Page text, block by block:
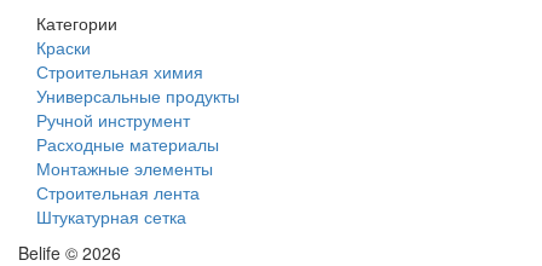
Категории
Краски
Строительная химия
Универсальные продукты
Ручной инструмент
Расходные материалы
Монтажные элементы
Строительная лента
Штукатурная сетка
Belife © 2026